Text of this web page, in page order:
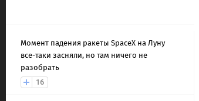
Момент падения ракеты SpaceX на Луну
все-таки засняли, но там ничего не
разобрать
16